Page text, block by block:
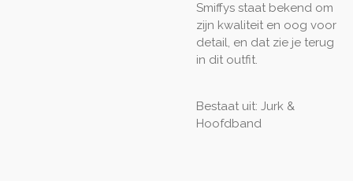
Smiffys staat bekend om
zijn kwaliteit en oog voor
detail, en dat zie je terug
in dit outfit.
Bestaat uit: Jurk &
Hoofdband